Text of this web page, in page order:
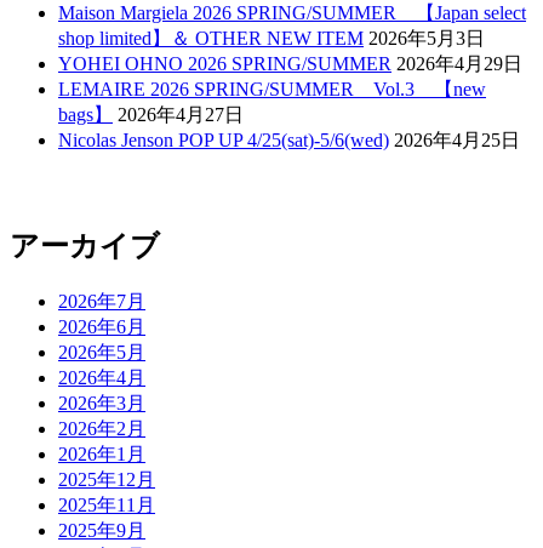
Maison Margiela 2026 SPRING/SUMMER 【Japan select
shop limited】＆ OTHER NEW ITEM 2026年5月3日
YOHEI OHNO 2026 SPRING/SUMMER 2026年4月29日
LEMAIRE 2026 SPRING/SUMMER Vol.3 【new
bags】
2026年4月27日
Nicolas Jenson POP UP 4/25(sat)-5/6(wed) 2026年4月25日
アーカイブ
2026年7月
2026年6月
2026年5月
2026年4月
2026年3月
2026年2月
2026年1月
2025年12月
2025年11月
2025年9月